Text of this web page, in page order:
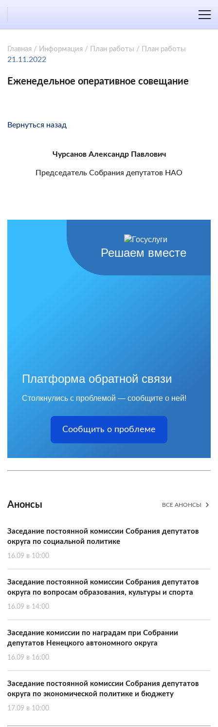
Главная / Информация / План работы / План работы
21.11.2022
Еженедельное оперативное совещание
Вернуться назад
Чурсанов Александр Павлович
Председатель Собрания депутатов НАО
Решаем вместе
Платформа обратной связи
Столкнулись с проблемой — сообщите о ней!
Сообщить о проблеме
Анонсы ВСЕ АНОНСЫ
Заседание постоянной комиссии Собрания депутатов
округа по социальной политике
16.09 в 10:00
Заседание постоянной комиссии Собрания депутатов
округа по вопросам образования, культуры и спорта
16.09 в 14:00
Заседание комиссии по наградам при Собрании
депутатов Ненецкого автономного округа
16.09 в 16:00
Заседание постоянной комиссии Собрания депутатов
округа по экономической политике и бюджету
17.09 в 10:00